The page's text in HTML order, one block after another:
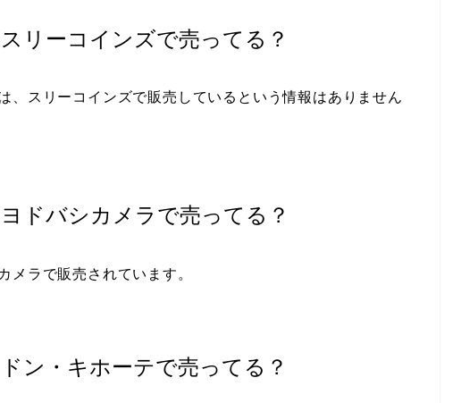
リーコインズで売ってる？
、スリーコインズで販売しているという情報はありません
ドバシカメラで売ってる？
メラで販売されています。
ン・キホーテで売ってる？